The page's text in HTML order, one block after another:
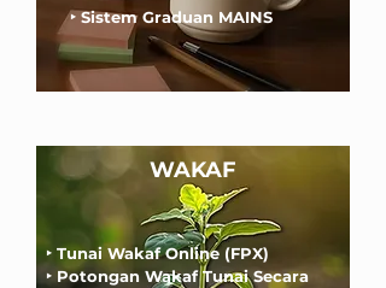
‣Sistem Graduan MAINS
WAKAF
‣ Tunai Wakaf Online (FPX)
‣ Potongan Wakaf Tunai Secara